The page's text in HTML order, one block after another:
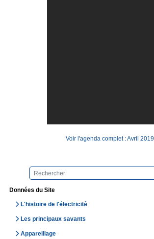
Données du Site
L'histoire de l'électricité
Les principaux savants
Appareillage
Voir l'agenda complet : Avril 2019